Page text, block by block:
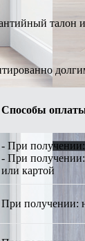
талон
Способы
- При
- При
или картой
При получении: